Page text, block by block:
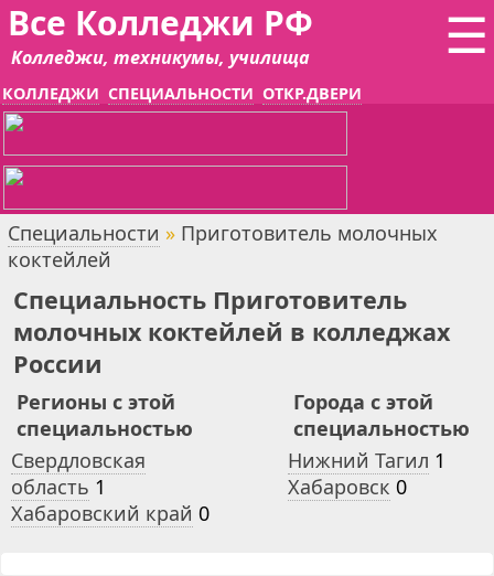
☰
Все Колледжи РФ
Колледжи, техникумы, училища
КОЛЛЕДЖИ СПЕЦИАЛЬНОСТИ ОТКР.ДВЕРИ
Специальности » Приготовитель молочных
коктейлей
Специальность Приготовитель
молочных коктейлей в колледжах
России
Регионы с этой
специальностью
Свердловская
область 1
Хабаровский край 0
Города с этой
специальностью
Нижний Тагил 1
Хабаровск 0